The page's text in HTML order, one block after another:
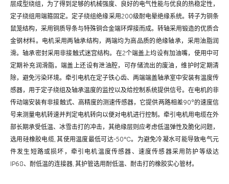
层成型绕组，为了得到足够的机械强度、良好的电气性能与优良的热稳定性，
定子绕组用端箍固定。定子绕组绝缘采用200级耐电晕绝缘系统。转子为铜条
鼠笼结构，采用铜质导条与特殊铜合金端环焊接而成。转轴采用锻造的优质合
金钢材料。电机采用两轴承结构，两端均为高品质的绝缘轴承，采用油脂润
滑。轴承密封采用非接触式迷宫结构。在2个端盖上均设有加油嘴，使用中可
定期补充润滑脂。端盖上还设有泄油腔，可存储流出的废油，维护时定期清
除，避免污染环境。牵引电机在定子铁心齿、两端端盖轴承室中安装有温度传
感器，用于定子绕组及轴承温度的监控以及给控制系统提供信号。在电机的非
传动端安装有非接触式、高精度的测速传感器，它提供两路相差90°的速度信
号来测量电机转速并判定电机转向以便对电机进行控制。牵引电机用电缆在外
部长期承受低温、冰雪击打的冲击，其绝缘层则应考虑低温弹性及脆化问题，
选用硅橡胶电缆, 其使用温度最低可达-50℃。为避免冷凝水可能导致电气元
件发生短路或损坏，牵引电机温度传感器、速度传感器采用防护等级达
IP68、耐低温的连接器, 其护管选用耐低温、耐击打的橡胶实心管材。